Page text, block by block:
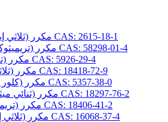
1،4-مكرر (ثلاثي إيثوكسيسيليل) البنزين CAS: 2615-18-1
1،4-مكرر (تريميثوكسيسيليليثيل) البنزين CAS: 58298-01-4
مكرر (تريميثوكسيسيليل) الميثان CAS: 5926-29-4
مكرر (ثلاثي إيثوكسيسيليل) الميثان CAS: 18418-72-9
مكرر (كلور ثنائي ميثيل سيليل) ميثان CAS: 5357-38-0
مكرر (ثنائي ميثيل ميثوكسيسيليل) ماثان CAS: 18297-76-2
1،2-مكرر (تريميثوكسيسيليل) الإيثان CAS: 18406-41-2
1،2-مكرر (ثلاثي إيثوكسيسيليل) الإيثان CAS: 16068-37-4